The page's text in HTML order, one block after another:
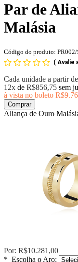
Par de
Malásia
Código do produto: PR002/
( Avalie
Cada unidade a partir de
12x de R$856,75 sem
à vista no boleto
Comprar
Aliança de Ouro
Por: R$10.281,00
* Escolha o Aro: